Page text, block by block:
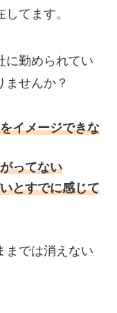
てます。
に勤められてい
ませんか？
イメージできな
ってない
とすでに感じて
までは消えない